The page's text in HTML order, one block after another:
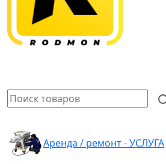
Аренда / ремонт - УСЛУГА